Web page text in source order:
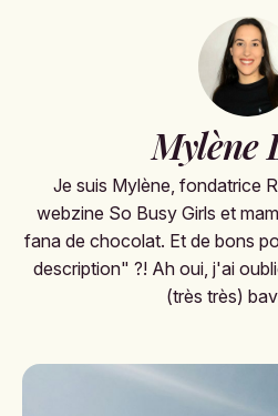
Mylène
Je suis Mylène, fondatrice
webzine So Busy Girls et
fana de chocolat. Et de bons
description" ?! Ah oui, j'ai
(très très)